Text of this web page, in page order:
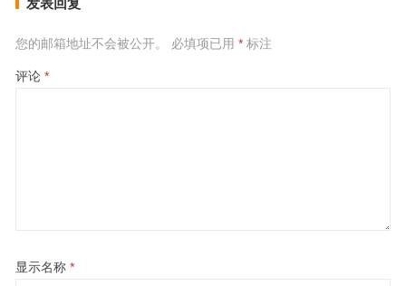
您的邮箱地址不会被公开。 必填项已用 *标注
评论 *
显示名称 *